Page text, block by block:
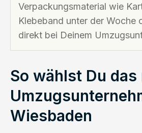
Verpackungsmaterial wie
Klebeband unter der Woche
direkt bei Deinem
So wählst Du
Wiesbaden